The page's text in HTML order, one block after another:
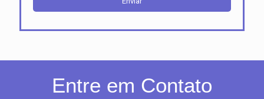
Entre em Contato